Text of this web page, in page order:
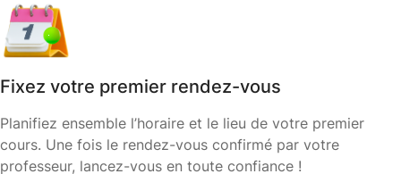
Fixez votre premier rendez-vous
Planifiez ensemble l’horaire et le lieu de votre premier
cours. Une fois le rendez-vous confirmé par votre
professeur, lancez-vous en toute confiance !